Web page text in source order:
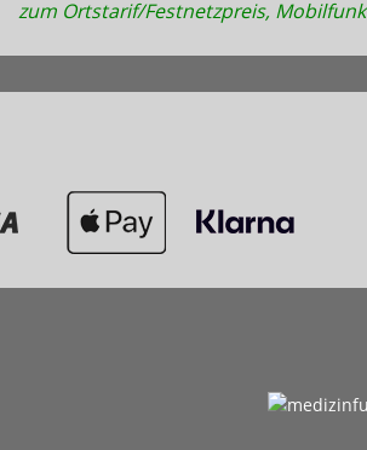
zum Ortstarif/Festnetzpreis,